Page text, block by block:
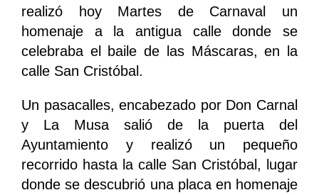
realizó hoy Martes de Carnaval un
homenaje a la antigua calle donde se
celebraba el baile de las Máscaras, en la
calle San Cristóbal.
Un pasacalles, encabezado por Don Carnal
y La Musa salió de la puerta del
Ayuntamiento y realizó un pequeño
recorrido hasta la calle San Cristóbal, lugar
donde se descubrió una placa en homenaje